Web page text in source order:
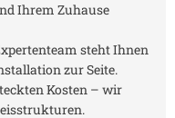
Ihrem Zuhause
steht Ihnen
zur Seite.
Kosten – wir